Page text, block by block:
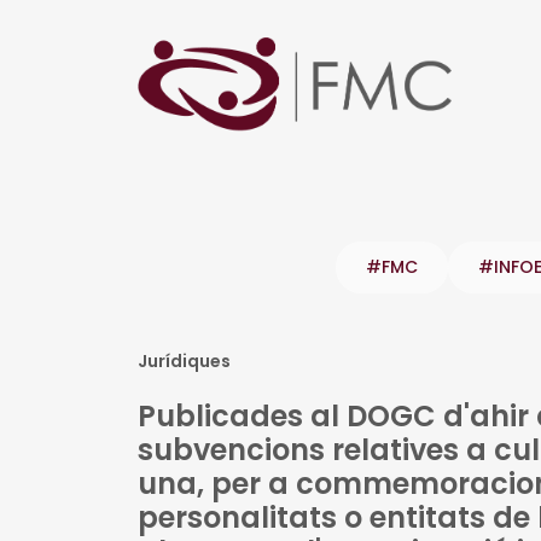
#FMC
Jurídiques
Publicades al DOGC
subvencions relatives a
una, per a
personalitats o entitats